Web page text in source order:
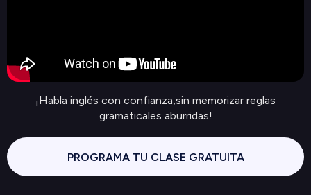
¡Habla inglés con confianza,sin memorizar reglas
gramaticales aburridas!
PROGRAMA TU CLASE GRATUITA